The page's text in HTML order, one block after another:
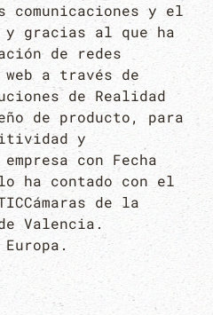
comunicaciones y el
y gracias al que ha
de redes
a través de
de Realidad
de producto, para
y
con Fecha
ha contado con el
de la
Valencia.